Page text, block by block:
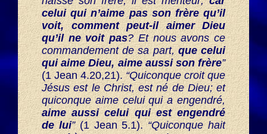
celui qui n’aime pas son frère qu’il
voit, comment peut-il aimer Dieu
qu’il ne voit pas? Et nous avons ce
commandement de sa part,que celui
qui aime Dieu, aime aussi son frère”
(1 Jean 4.20,21).“Quiconque croit que
Jésus est le Christ, est né de Dieu; et
quiconque aime celui qui a engendré,
aime aussi celui qui est engendré
de lui”(1 Jean 5.1).“Quiconque hait